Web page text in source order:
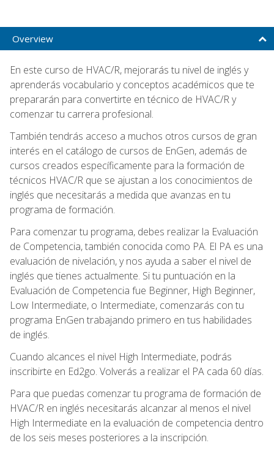
Overview
En este curso de HVAC/R, mejorarás tu nivel de inglés y
aprenderás vocabulario y conceptos académicos que te
prepararán para convertirte en técnico de HVAC/R y
comenzar tu carrera profesional.
También tendrás acceso a muchos otros cursos de gran
interés en el catálogo de cursos de EnGen, además de
cursos creados específicamente para la formación de
técnicos HVAC/R que se ajustan a los conocimientos de
inglés que necesitarás a medida que avanzas en tu
programa de formación.
Para comenzar tu programa, debes realizar la Evaluación
de Competencia, también conocida como PA. El PA es una
evaluación de nivelación, y nos ayuda a saber el nivel de
inglés que tienes actualmente. Si tu puntuación en la
Evaluación de Competencia fue Beginner, High Beginner,
Low Intermediate, o Intermediate, comenzarás con tu
programa EnGen trabajando primero en tus habilidades
de inglés.
Cuando alcances el nivel High Intermediate, podrás
inscribirte en Ed2go. Volverás a realizar el PA cada 60 días.
Para que puedas comenzar tu programa de formación de
HVAC/R en inglés necesitarás alcanzar al menos el nivel
High Intermediate en la evaluación de competencia dentro
de los seis meses posteriores a la inscripción.